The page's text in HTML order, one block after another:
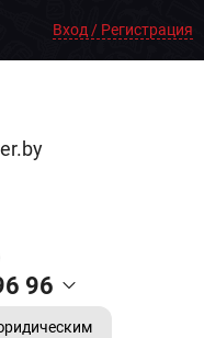
Вход / Регистрация
96